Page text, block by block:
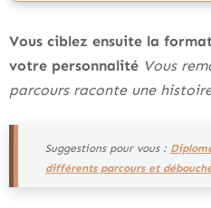
Vous ciblez ensuite la
votre personnalité Vous
parcours raconte une
Suggestions pour vous :
différents parcours et